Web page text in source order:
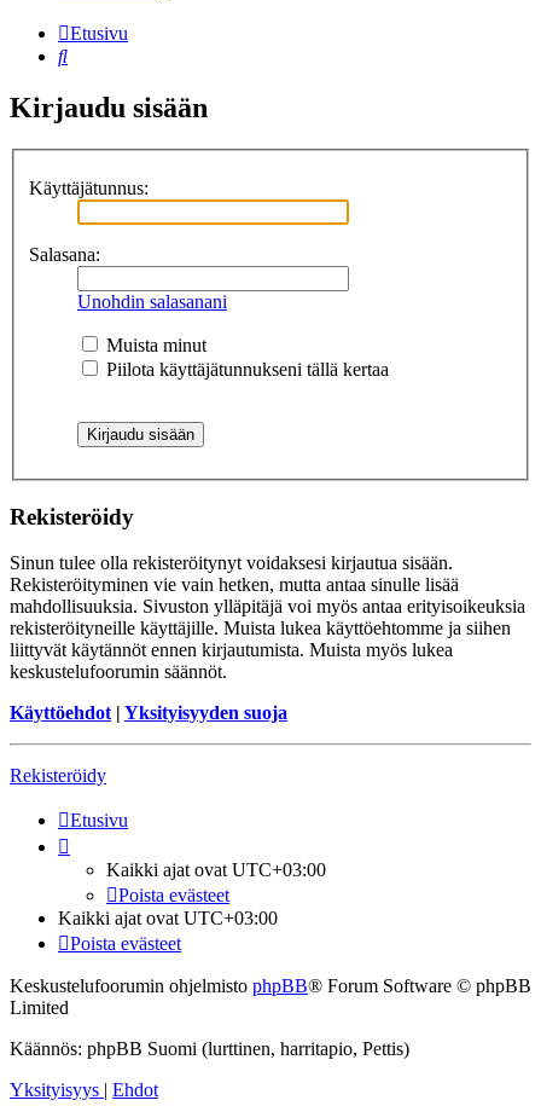
Etusivu
Etsi
Kirjaudu sisään
Käyttäjätunnus:
Salasana:
Unohdin salasanani
Muista minut
Piilota käyttäjätunnukseni tällä kertaa
Rekisteröidy
Sinun tulee olla rekisteröitynyt voidaksesi kirjautua sisään.
Rekisteröityminen vie vain hetken, mutta antaa sinulle lisää
mahdollisuuksia. Sivuston ylläpitäjä voi myös antaa erityisoikeuksia
rekisteröityneille käyttäjille. Muista lukea käyttöehtomme ja siihen
liittyvät käytännöt ennen kirjautumista. Muista myös lukea
keskustelufoorumin säännöt.
Käyttöehdot | Yksityisyyden suoja
Rekisteröidy
Etusivu
Kaikki ajat ovat UTC+03:00
Poista evästeet
Kaikki ajat ovat UTC+03:00
Poista evästeet
Keskustelufoorumin ohjelmisto phpBB® Forum Software © phpBB
Limited
Käännös: phpBB Suomi (lurttinen, harritapio, Pettis)
Yksityisyys | Ehdot